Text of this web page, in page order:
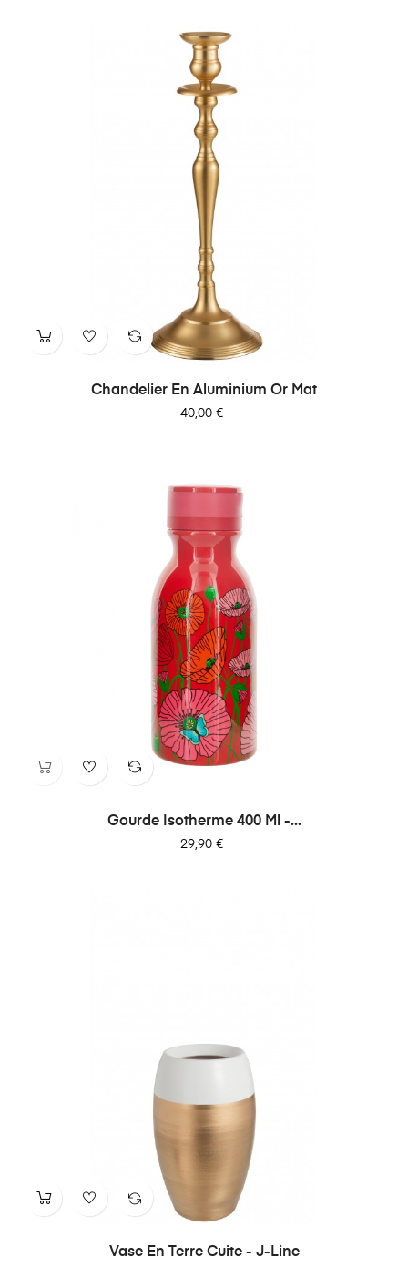
Chandelier En Aluminium Or Mat
Prix
40,00 €
Gourde Isotherme 400 Ml -...
Prix
29,90 €
Vase En Terre Cuite - J-Line